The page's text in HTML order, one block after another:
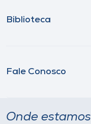
Biblioteca
Fale Conosco
Onde estamos